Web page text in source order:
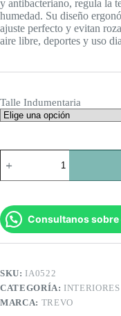
y antibacteriano, regula la
humedad. Su diseño
ajuste perfecto y evitan
aire libre, deportes y uso
Talle Indumentaria
Termica
Bamboo
cantidadConsultanos
SKU: IA0522
CATEGORÍA:
MARCA: TREVO